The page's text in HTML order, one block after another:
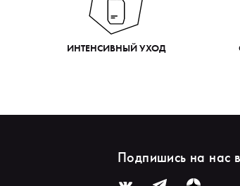
ИНТЕНСИВНЫЙ УХОД
Подпишись на нас